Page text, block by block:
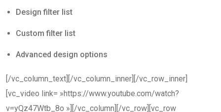
Design filter list
Custom filter list
Advanced design options
[/vc_column_text][/vc_column_inner][/vc_row_inner]
[vc_video link= »https://www.youtube.com/watch?
v=yQz47Wtb_8o »][/vc_column][/vc_row][vc_row